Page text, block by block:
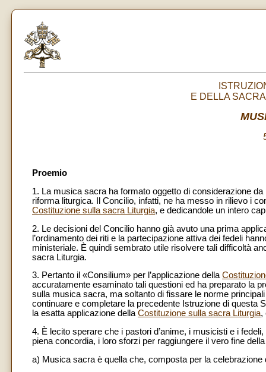
E DELLA
Proemio
1. La musica sacra ha formato oggetto di considerazione
riforma liturgica. Il Concilio, infatti, ne ha messo in rilievo i
Costituzione sulla sacra Liturgia, e dedicandole un intero
2. Le decisioni del Concilio hanno già avuto una prima
l’ordinamento dei riti e la partecipazione attiva dei fedeli
ministeriale. È quindi sembrato utile risolvere tali difficoltà
sacra Liturgia.
3. Pertanto il «Consilium» per l’applicazione della
accuratamente esaminato tali questioni ed ha preparato la
sulla musica sacra, ma soltanto di fissare le norme
continuare e completare la precedente Istruzione di questa
la esatta applicazione dellaCostituzione sulla sacra Liturgia,
4. È lecito sperare che i pastori d’anime, i musicisti e i
piena concordia, i loro sforzi per raggiungere il vero fine
a) Musica sacra è quella che, composta per la